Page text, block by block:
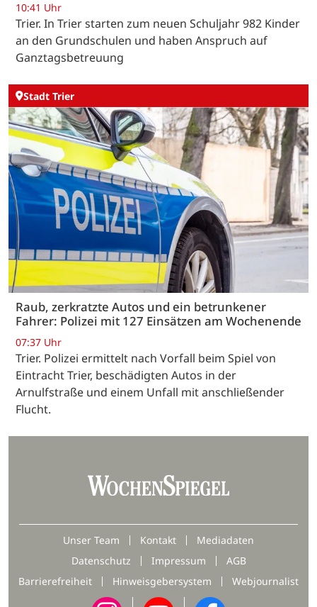
10:41 Uhr
Trier. In Trier starten zum neuen Schuljahr 982 Kinder
an den Grundschulen und haben Anspruch auf
Ganztagsbetreuung
Stadt Trier
Raub, zerkratzte Autos und ein betrunkener
Fahrer: Polizei mit 127 Einsätzen am Wochenende
07:37 Uhr
Trier. Polizei ermittelt nach Vorfall beim Spiel von
Eintracht Trier, beschädigten Autos in der
Arnulfstraße und einem Unfall mit anschließender
Flucht.
Unser Team Kontakt
Mediadaten
Datenschutz
Impressum
AGB
Barrierefreiheit
Hinweisgebersystem Webjournalist